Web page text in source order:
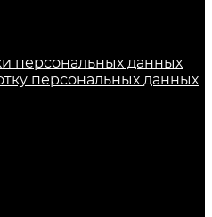
персональных данных
персональных данных